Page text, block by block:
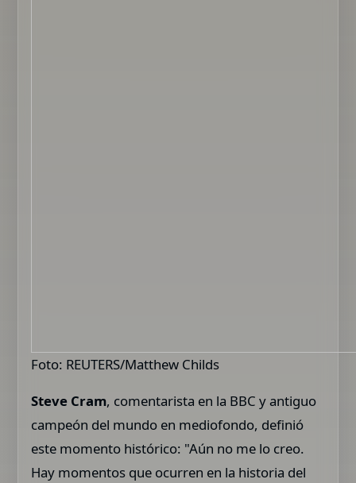
Foto: REUTERS/Matthew Childs
Steve Cram, comentarista en la BBC y antiguo
campeón del mundo en mediofondo, definió
este momento histórico: "Aún no me lo creo.
Hay momentos que ocurren en la historia del